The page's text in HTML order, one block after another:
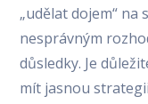
„udělat dojem“ na
nesprávným
důsledky. Je
mít jasnou